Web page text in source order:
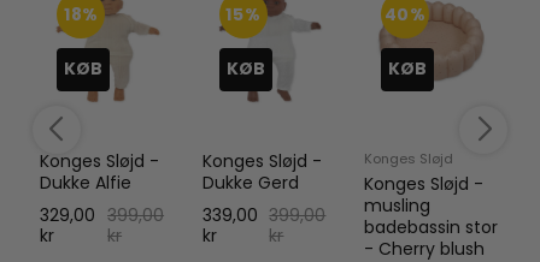
18%
KØB
Konges Sløjd -
Dukke Alfie
329,00
kr
399,00
kr
15%
KØB
Konges Sløjd -
Dukke Gerd
339,00
kr
399,00
kr
40%
KØB
Konges Sløjd
Konges Sløjd -
musling
badebassin stor
- Cherry blush